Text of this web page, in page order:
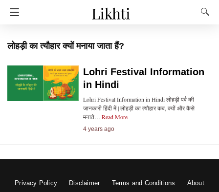
लोहड़ी का त्यौहार क्यों मनाया जाता हैं?
Lohri Festival Information
in Hindi
Lohri Festival Information in Hindi लोहड़ी पर्व की
जानकारी हिंदी में | लोहड़ी का त्यौहार कब, क्यों और कैसे
मनाते… Read More
4 years ago
Privacy Policy Disclaimer Terms and Conditions
About